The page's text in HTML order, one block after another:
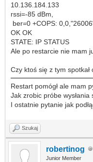
10.136.184.133
rssi=-85 dBm,
ber=0 +COPS:
OK OK
STATE: IP STATUS
Ale po restarcie nie mam
Czy ktoś się z tym spotkał
Restart pomógł ale mam
Jak zrobic próbe wysłania
I ostatnie pytanie jak
Szukaj
robertinog
Junior Member